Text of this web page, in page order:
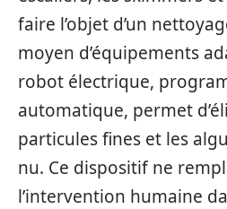
faire l’objet d’un
moyen d’équipements
robot électrique,
automatique, permet
particules fines et les
nu. Ce dispositif ne
l’intervention humaine